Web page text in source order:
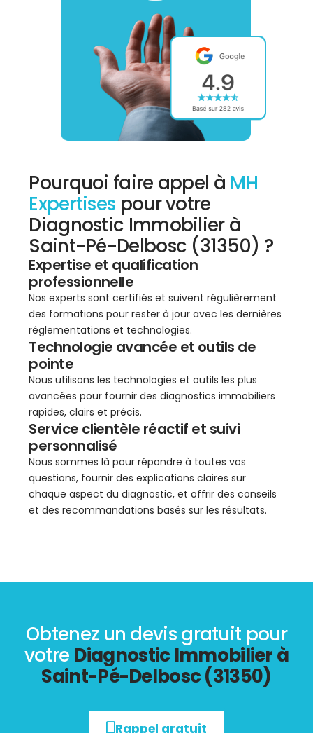
Pourquoi faire appel à MH
Expertises pour votre
Diagnostic Immobilier à
Saint-Pé-Delbosc (31350) ?
Expertise et qualification
professionnelle
Nos experts sont certifiés et suivent régulièrement
des formations pour rester à jour avec les dernières
réglementations et technologies.
Technologie avancée et outils de
pointe
Nous utilisons les technologies et outils les plus
avancées pour fournir des diagnostics immobiliers
rapides, clairs et précis.
Service clientèle réactif et suivi
personnalisé
Nous sommes là pour répondre à toutes vos
questions, fournir des explications claires sur
chaque aspect du diagnostic, et offrir des conseils
et des recommandations basés sur les résultats.
Obtenez un devis gratuit pour
votre Diagnostic Immobilier à
Saint-Pé-Delbosc (31350)
Rappel gratuit